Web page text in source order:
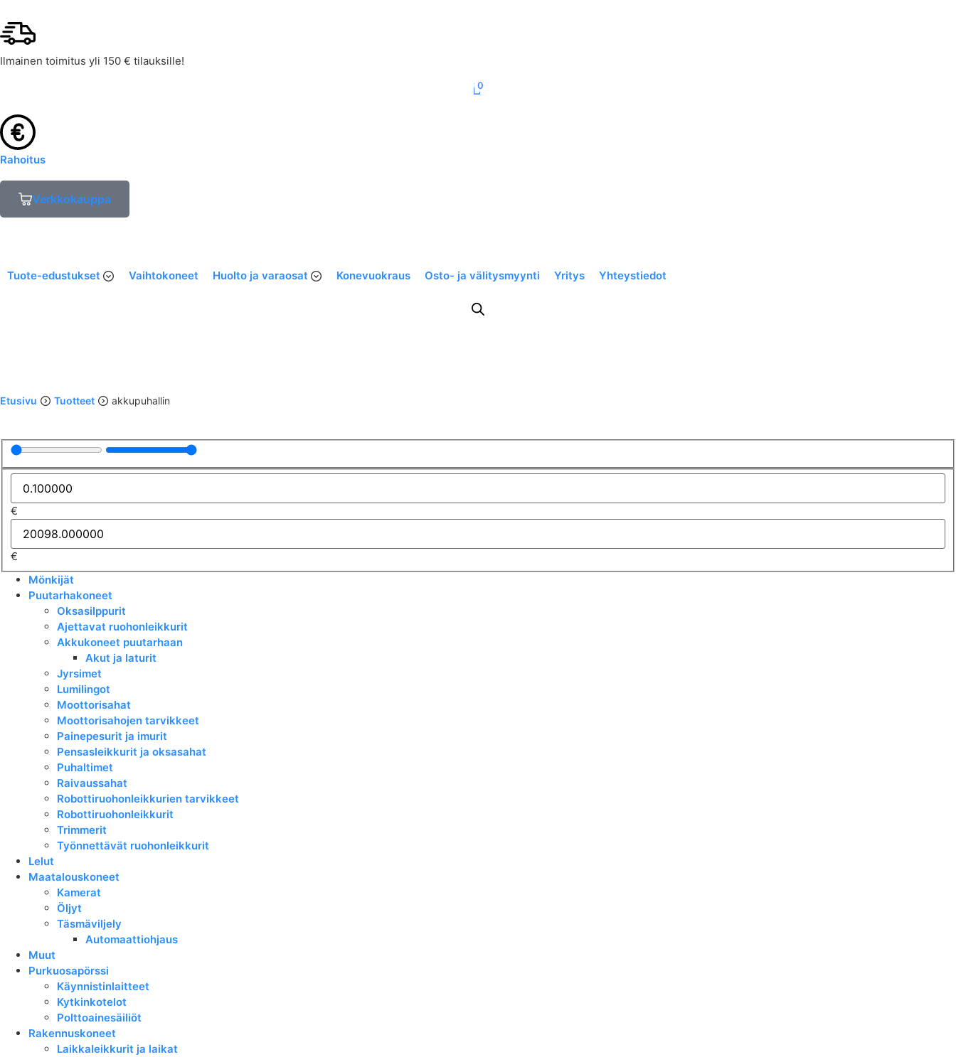
Ilmainen toimitus yli 150 € tilauksille!
0
Rahoitus
Verkkokauppa
Tuote-edustukset Vaihtokoneet Huolto ja varaosat Konevuokraus Osto- ja välitysmyynti Yritys Yhteystiedot
Etusivu Tuotteet akkupuhallin
€
€
Mönkijät
Puutarhakoneet
Oksasilppurit
Ajettavat ruohonleikkurit
Akkukoneet puutarhaan
Akut ja laturit
Jyrsimet
Lumilingot
Moottorisahat
Moottorisahojen tarvikkeet
Painepesurit ja imurit
Pensasleikkurit ja oksasahat
Puhaltimet
Raivaussahat
Robottiruohonleikkurien tarvikkeet
Robottiruohonleikkurit
Trimmerit
Työnnettävät ruohonleikkurit
Lelut
Maatalouskoneet
Kamerat
Öljyt
Täsmäviljely
Automaattiohjaus
Muut
Purkuosapörssi
Käynnistinlaitteet
Kytkinkotelot
Polttoainesäiliöt
Rakennuskoneet
Laikkaleikkurit ja laikat